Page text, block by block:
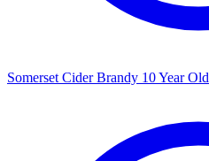
Somerset Cider Brandy 10 Year Old